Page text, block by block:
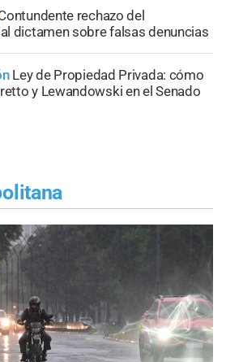
rechazo del
dictamen sobre falsas denuncias
Ley de Propiedad Privada: cómo
y Lewandowski en el Senado